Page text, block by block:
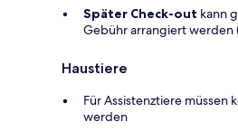
Später Check-out kann
Gebühr arrangiert werden
Haustiere
Für Assistenztiere
werden